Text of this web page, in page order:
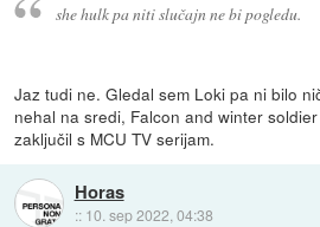
she hulk pa niti slučajn ne bi pogledu.
Jaz tudi ne. Gledal sem Loki pa ni bilo
nehal na sredi, Falcon and winter
zaključil s MCU TV serijam.
Horas
:: 10. sep 2022, 04:38